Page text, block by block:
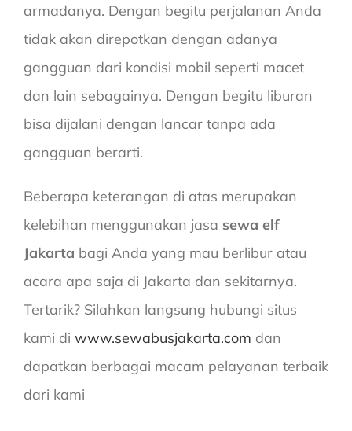
armadanya. Dengan begitu perjalanan Anda
tidak akan direpotkan dengan adanya
gangguan dari kondisi mobil seperti macet
dan lain sebagainya. Dengan begitu liburan
bisa dijalani dengan lancar tanpa ada
gangguan berarti.
Beberapa keterangan di atas merupakan
kelebihan menggunakan jasa sewa elf
Jakarta bagi Anda yang mau berlibur atau
acara apa saja di Jakarta dan sekitarnya.
Tertarik? Silahkan langsung hubungi situs
kami di www.sewabusjakarta.com dan
dapatkan berbagai macam pelayanan terbaik
dari kami